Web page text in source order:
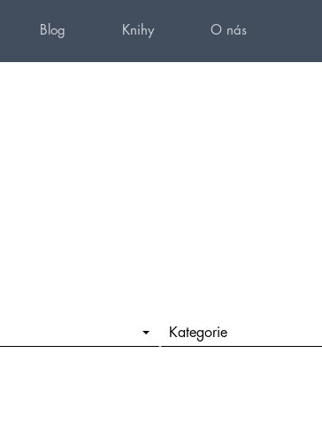
Blog Knihy O nás
Kategorie